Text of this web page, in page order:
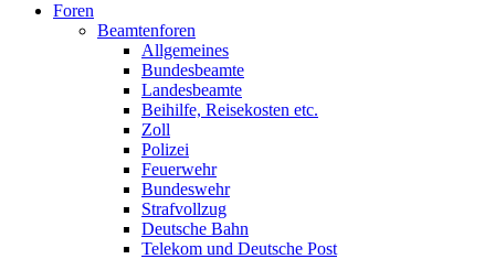
Foren
Beamtenforen
Allgemeines
Bundesbeamte
Landesbeamte
Beihilfe, Reisekosten etc.
Zoll
Polizei
Feuerwehr
Bundeswehr
Strafvollzug
Deutsche Bahn
Telekom und Deutsche Post